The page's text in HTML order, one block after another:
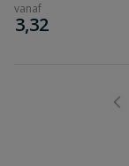
vanaf
€
3,32